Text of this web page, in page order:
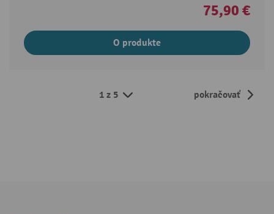
75,90 €
O produkte
1 z 5 pokračovať